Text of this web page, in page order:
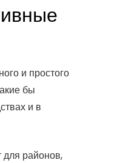
и простого
бы
и в
для районов,